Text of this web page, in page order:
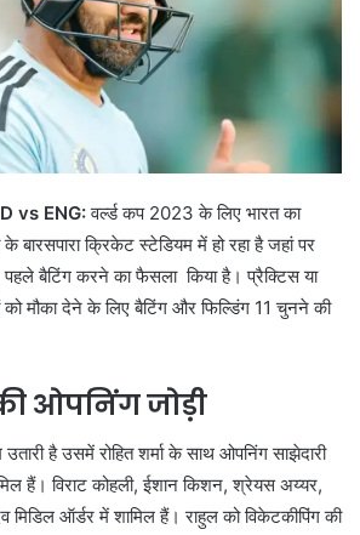
vs ENG:वर्ल्ड कप 2023 के लिए भारत का
बारसपारा क्रिकेट स्टेडियम में हो रहा है जहां पर
पहले बैटिंग करने का फैसला किया है। प्रैक्टिस या
को मौका देने के लिए बैटिंग और फिल्डिंग 11 चुनने की
ओपनिंग जोड़ी
है उसमें रोहित शर्मा के साथ ओपनिंग साझेदारी
हैं। विराट कोहली, ईशान किशन, श्रेयस अय्यर,
मिडिल ऑर्डर में शामिल हैं। राहुल को विकेटकीपिंग की